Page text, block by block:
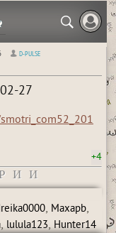
D-PULSE
27
+4
, Maxapb,
, lulula123, Hunter14